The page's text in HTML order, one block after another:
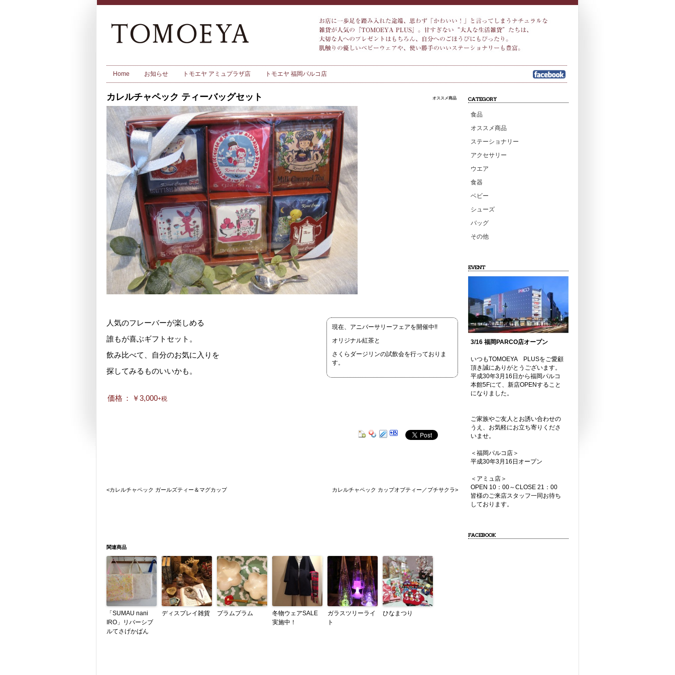
Home お知らせ トモエヤ アミュプラザ店 トモエヤ 福岡パルコ店
カレルチャペック ティーバッグセット オススメ商品
人気のフレーバーが楽しめる
誰もが喜ぶギフトセット。
飲み比べて、自分のお気に入りを
探してみるものいいかも。
現在、アニバーサリーフェアを開催中!!
オリジナル紅茶と
さくらダージリンの試飲会を行っておりま
す。
価格 ： ￥3,000+税
<カレルチャペック ガールズティー＆マグカップ カレルチャペック カップオブティー／プチサクラ>
関連商品
「SUMAU nani
IRO」リバーシブ
ルてさげかばん
ディスプレイ雑貨 プラムプラム
冬物ウェアSALE
実施中！
ガラスツリーライ
ト
ひなまつり
CATEGORY
食品
オススメ商品
ステーショナリー
アクセサリー
ウエア
食器
ベビー
シューズ
バッグ
その他
EVENT
3/16 福岡PARCO店オープン
いつもTOMOEYA PLUSをご愛顧
頂き誠にありがとうございます。
平成30年3月16日から福岡パルコ
本館5Fにて、新店OPENすること
になりました。
ご家族やご友人とお誘い合わせの
うえ、お気軽にお立ち寄りくださ
いませ。
＜福岡パルコ店＞
平成30年3月16日オープン
＜アミュ店＞
OPEN 10：00～CLOSE 21：00
皆様のご来店スタッフ一同お待ち
しております。
FACEBOOK